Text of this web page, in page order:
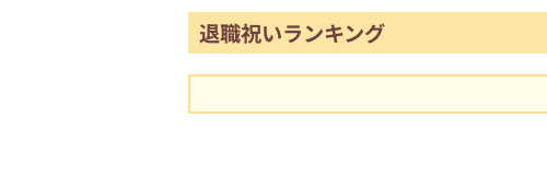
退職祝いランキング